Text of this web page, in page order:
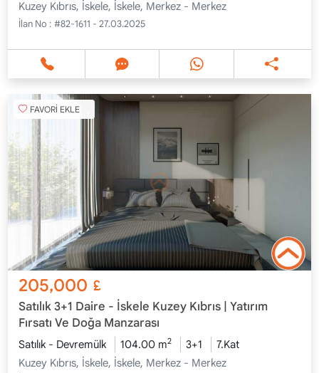
Kuzey Kıbrıs, İskele, İskele, Merkez - Merkez
İlan No : #82-1611 - 27.03.2025
FAVORİ EKLE
205,000 £
Satılık 3+1 Daire - İskele Kuzey Kıbrıs | Yatırım
Fırsatı Ve Doğa Manzarası
Satılık - Devremülk 104.00 m2 3+1
7.Kat
Kuzey Kıbrıs, İskele, İskele, Merkez - Merkez